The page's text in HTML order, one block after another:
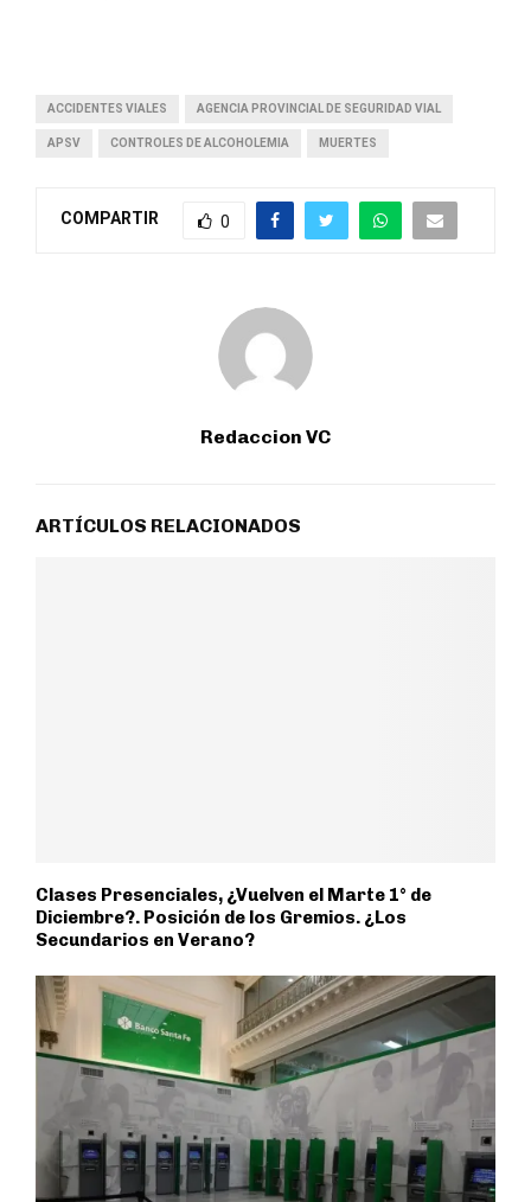
ACCIDENTES VIALES AGENCIA PROVINCIAL DE SEGURIDAD VIAL
APSV CONTROLES DE ALCOHOLEMIA MUERTES
COMPARTIR 0
Redaccion VC
ARTÍCULOS RELACIONADOS
Clases Presenciales, ¿Vuelven el Marte 1° de
Diciembre?. Posición de los Gremios. ¿Los
Secundarios en Verano?